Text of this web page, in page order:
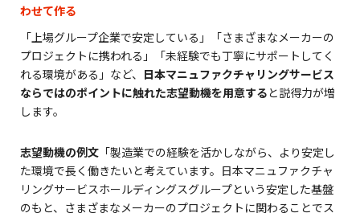
わせて作る
「上場グループ企業で安定している」「さまざまなメーカーの
プロジェクトに携われる」「未経験でも丁寧にサポートしてく
れる環境がある」など、 日本マニュファクチャリングサービス
ならではのポイントに触れた志望動機を用意すると説得力が増
します。
志望動機の例文 「製造業での経験を活かしながら、より安定し
た環境で長く働きたいと考えています。日本マニュファクチャ
リングサービスホールディングスグループという安定した基盤
のもと、さまざまなメーカーのプロジェクトに関わることでス